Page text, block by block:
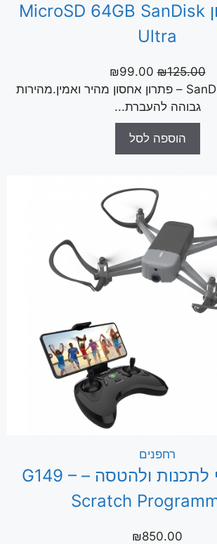
כרטיס זיכרון MicroSD 64GB SanDisk
Ultra
₪125.00
₪99.00
SanDisk Ultra 64GB – פתרון אחסון מהיר ואמין.מהירות
גבוהה להעברת...
הוספה לסל
רחפנים
רחפן חינוכי לתכנות ולהטסה – G149 –
Scratch
₪850.00